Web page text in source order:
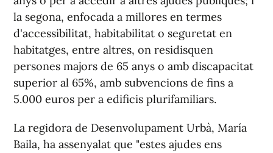
la segona, enfocada a millores en termes
d'accessibilitat, habitabilitat o seguretat en
habitatges, entre altres, on residisquen
persones majors de 65 anys o amb discapacitat
superior al 65%, amb subvencions de fins a
5.000 euros per a edificis plurifamiliars.
La regidora de Desenvolupament Urbà, María
Baila, ha assenyalat que "estes ajudes ens